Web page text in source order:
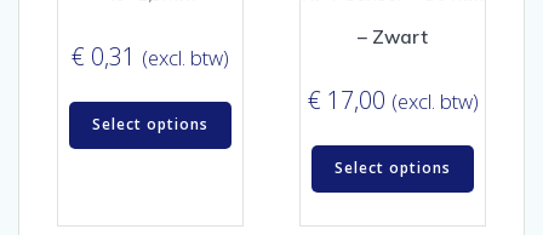
€ 0,31 (excl. btw)
Select options
– Zwart
€ 17,00 (excl. btw)
Select options